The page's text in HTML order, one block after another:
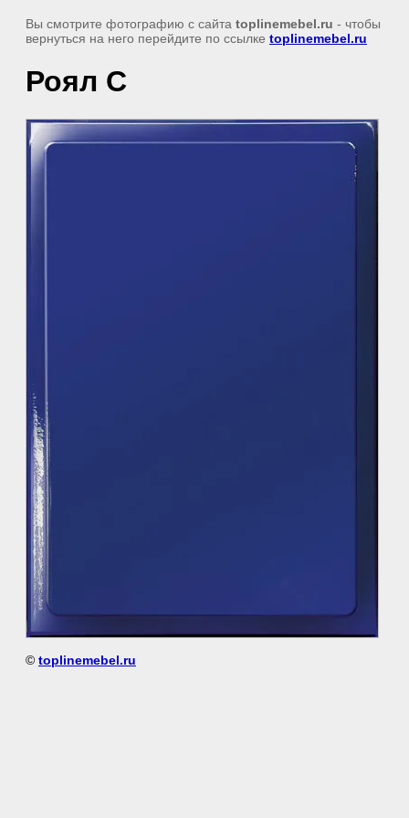
Вы смотрите фотографию с сайта toplinemebel.ru - чтобы
вернуться на него перейдите по ссылке toplinemebel.ru
Роял С
© toplinemebel.ru